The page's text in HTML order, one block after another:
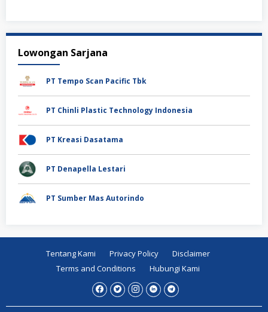
Lowongan Sarjana
PT Tempo Scan Pacific Tbk
PT Chinli Plastic Technology Indonesia
PT Kreasi Dasatama
PT Denapella Lestari
PT Sumber Mas Autorindo
Tentang Kami Privacy Policy
Disclaimer
Terms and Conditions
Hubungi Kami